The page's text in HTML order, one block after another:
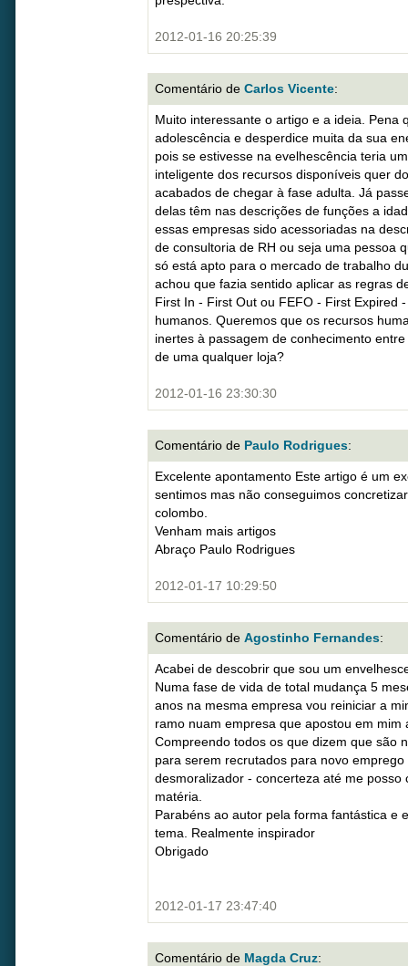
2012-01-16 20:25:39
Comentário de Carlos Vicente:
Muito interessante o artigo e a ideia. Pena
adolescência e desperdice muita da sua
pois se estivesse na evelhescência teria
inteligente dos recursos disponíveis quer
acabados de chegar à fase adulta. Já
delas têm nas descrições de funções a
essas empresas sido acessoriadas na
de consultoria de RH ou seja uma pessoa
só está apto para o mercado de trabalho
achou que fazia sentido aplicar as regras
First In - First Out ou FEFO - First Expired
humanos. Queremos que os recursos
inertes à passagem de conhecimento
de uma qualquer loja?
2012-01-16 23:30:30
Comentário de Paulo Rodrigues:
Excelente apontamento Este artigo é um
sentimos mas não conseguimos
colombo.
Venham mais artigos
Abraço Paulo Rodrigues
2012-01-17 10:29:50
Comentário de Agostinho Fernandes:
Acabei de descobrir que sou um
Numa fase de vida de total mudança 5
anos na mesma empresa vou reiniciar a
ramo nuam empresa que apostou em
Compreendo todos os que dizem que são
para serem recrutados para novo
desmoralizador - concerteza até me posso
matéria.
Parabéns ao autor pela forma fantástica e
tema. Realmente inspirador
Obrigado
2012-01-17 23:47:40
Comentário de Magda Cruz: